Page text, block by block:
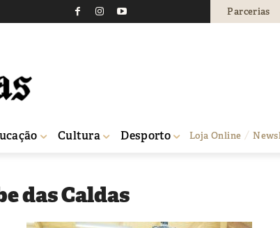
Parcerias
Cultura Desporto Loja Online
das Caldas